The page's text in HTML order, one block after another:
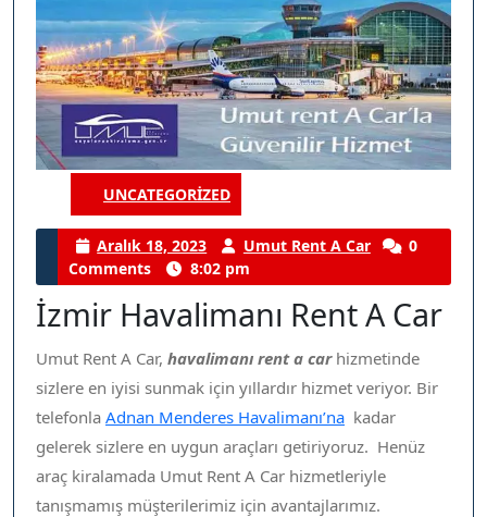
UNCATEGORIZED
Category
Aralık 18, 2023
Aralık
18,
2023
Umut Rent A Car Umut
A
Car
0
Comments
8:02 pm
İzmir Havalimanı Rent A Car
Umut Rent A Car, havalimanı rent a carhizmetinde
sizlere en iyisi sunmak için yıllardır hizmet veriyor. Bir
telefonla Adnan Menderes Havalimanı’na kadar
gelerek sizlere en uygun araçları getiriyoruz. Henüz
araç kiralamada Umut Rent A Car hizmetleriyle
tanışmamış müşterilerimiz için avantajlarımız.